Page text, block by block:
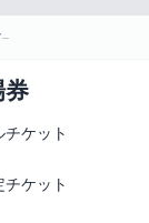
ロンドンのタワーブリッジ入場券
ケット
チケット